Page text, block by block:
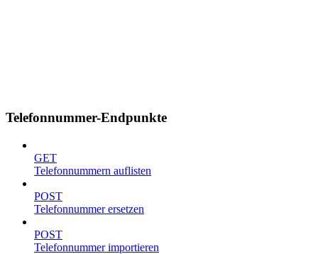
Telefonnummer-Endpunkte
GET
Telefonnummern auflisten
POST
Telefonnummer ersetzen
POST
Telefonnummer importieren